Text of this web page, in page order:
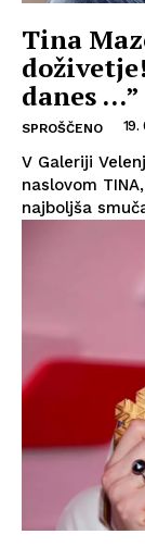
Tina
danes …”
SPROŠČENO 19.
V Galeriji
naslovom
najboljša